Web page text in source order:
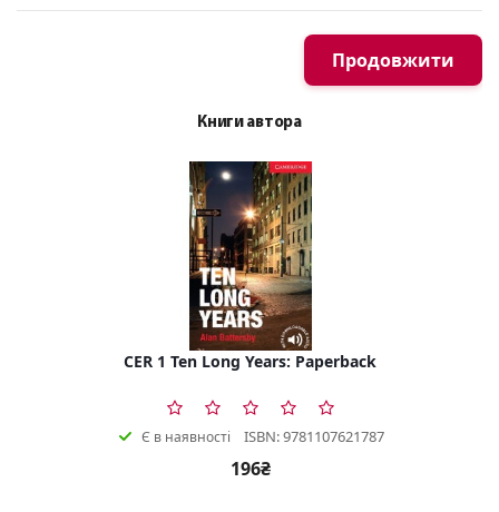
Продовжити
Книги автора
CER 1 Ten Long Years: Paperback
Є в наявності ISBN: 9781107621787
196₴